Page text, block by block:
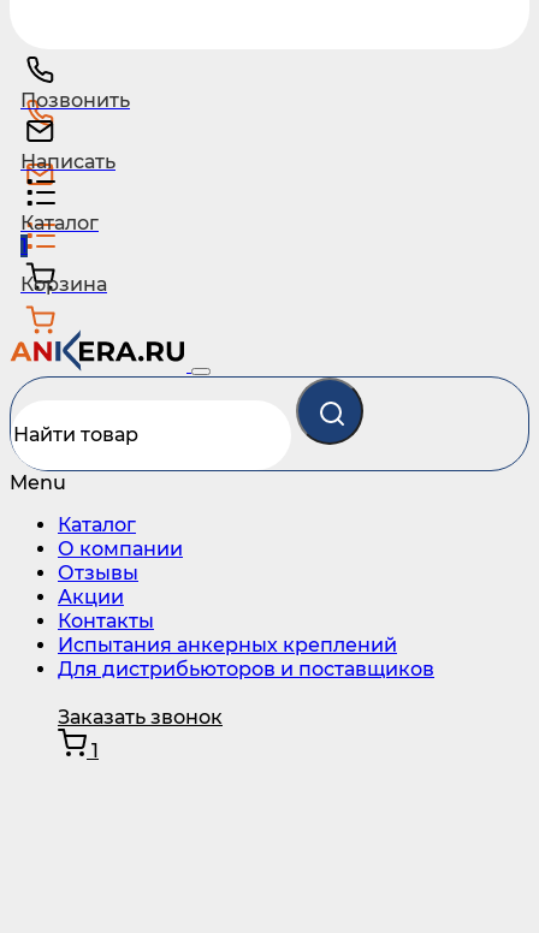
Позвонить
Написать
Каталог
1
Корзина
Menu
Каталог
О компании
Отзывы
Акции
Контакты
Испытания анкерных креплений
Для дистрибьюторов и поставщиков
Заказать звонок
1